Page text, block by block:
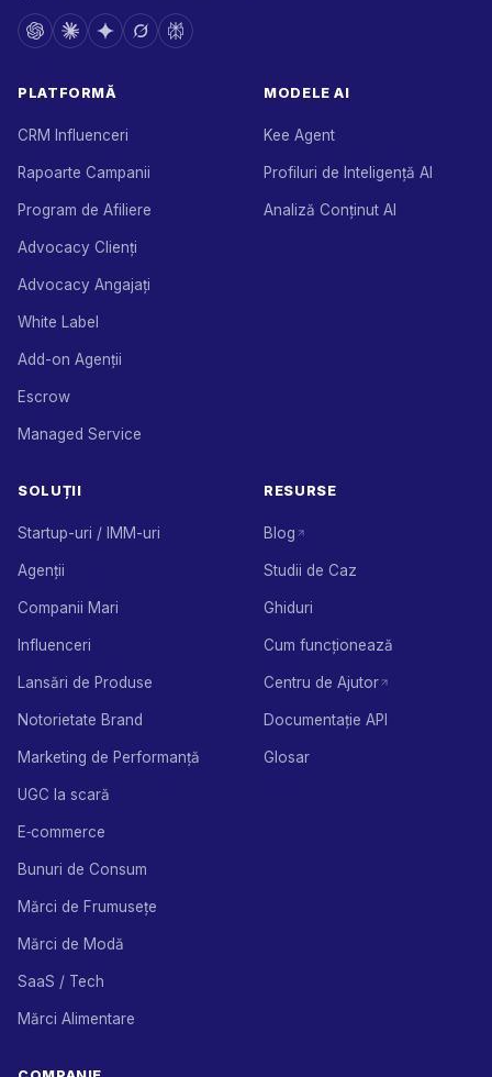
PLATFORMĂ
CRM Influenceri
Rapoarte Campanii
Program de Afiliere
Advocacy Clienți
Advocacy Angajați
White Label
Add-on Agenții
Escrow
Managed Service
MODELE AI
Kee Agent
Profiluri de Inteligență AI
Analiză Conținut AI
SOLUȚII
Startup-uri / IMM-uri
Agenții
Companii Mari
Influenceri
Lansări de Produse
Notorietate Brand
Marketing de Performanță
UGC la scară
E‑commerce
Bunuri de Consum
Mărci de Frumusețe
Mărci de Modă
SaaS / Tech
Mărci Alimentare
RESURSE
Blog
Studii de Caz
Ghiduri
Cum funcționează
Centru de Ajutor
Documentație API
Glosar